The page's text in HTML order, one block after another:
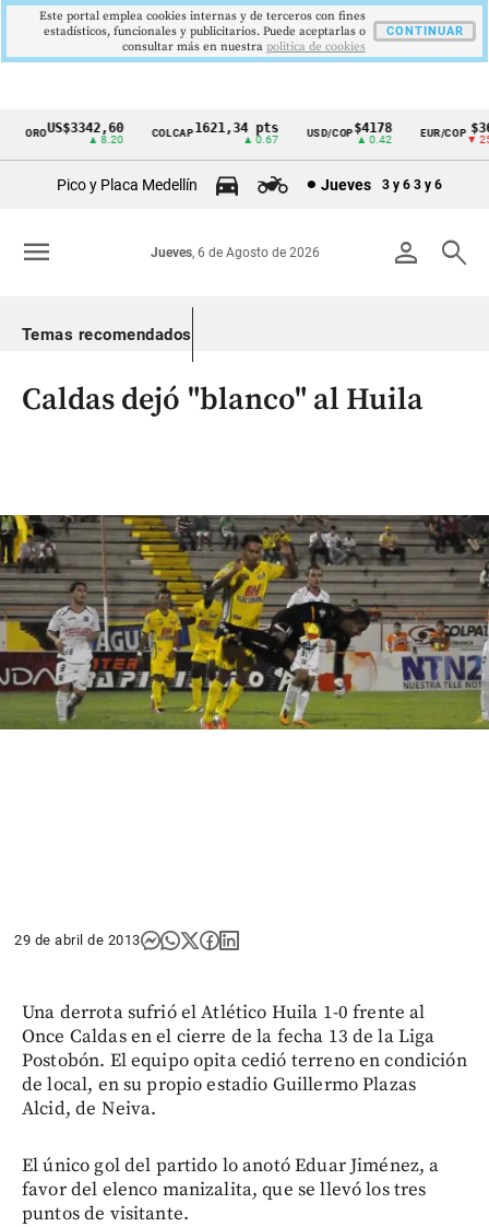
Cintillo
Colombia
OROUS$3342,60
▲ 8.20
COLCAP1621,34 pts
▲ 0.67
USD/COP$4178
▲ 0.42
EUR/COP
▼
Pico y Placa Medellín Jueves 3 y 6 3 y 6
person search
Jueves, 6 de Agosto de 2026
menu
Temas recomendados
Caldas dejó "blanco" al Huila
29 de abril de 2013
Una derrota sufrió el Atlético Huila 1-0 frente al
Once Caldas en el cierre de la fecha 13 de la Liga
Postobón. El equipo opita cedió terreno en condición
de local, en su propio estadio Guillermo Plazas
Alcid, de Neiva.
El único gol del partido lo anotó Eduar Jiménez, a
favor del elenco manizalita, que se llevó los tres
puntos de visitante.
Este portal emplea cookies internas y de terceros con fines
estadísticos, funcionales y publicitarios. Puede aceptarlas o
consultar más en nuestra politica de cookies
CONTINUAR